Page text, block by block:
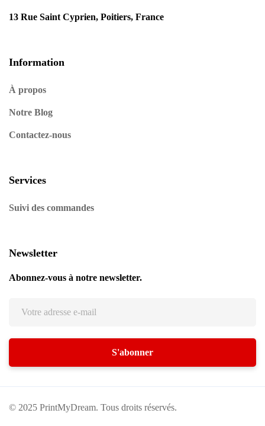
13 Rue Saint Cyprien, Poitiers, France
Information
À propos
Notre Blog
Contactez-nous
Services
Suivi des commandes
Newsletter
Abonnez-vous à notre newsletter.
© 2025 PrintMyDream. Tous droits réservés.